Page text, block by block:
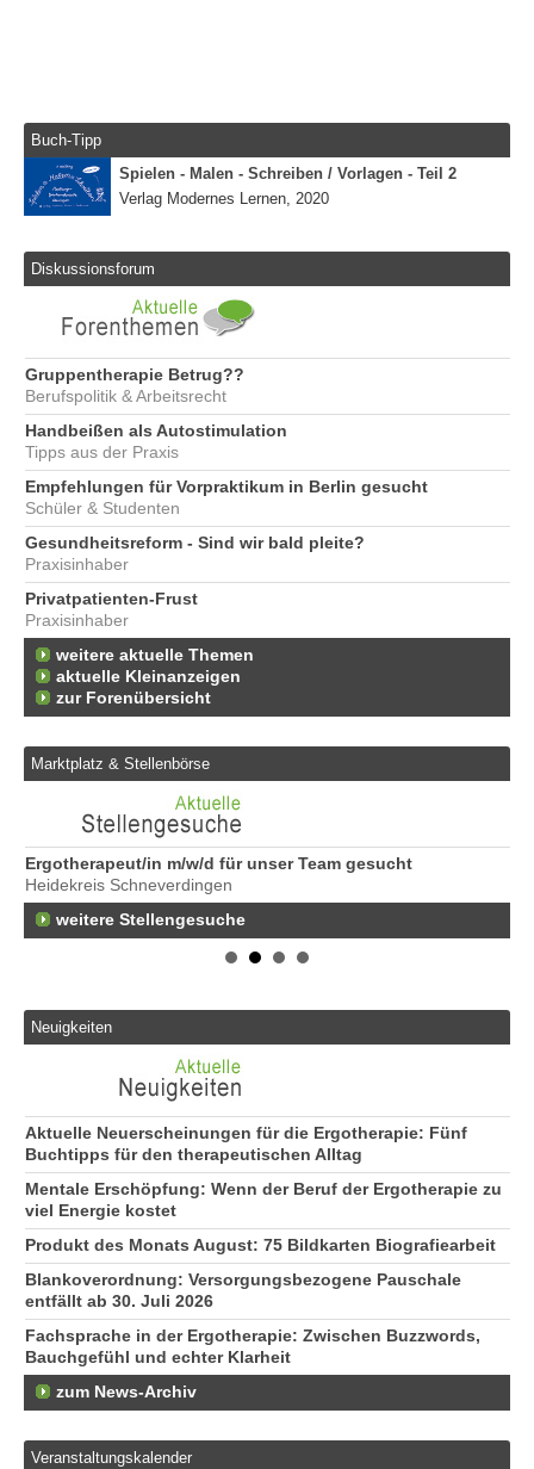
Buch-Tipp
Spielen - Malen - Schreiben / Vorlagen - Teil 2
Verlag Modernes Lernen, 2020
Diskussionsforum
Gruppentherapie Betrug??
Berufspolitik & Arbeitsrecht
Handbeißen als Autostimulation
Tipps aus der Praxis
Empfehlungen für Vorpraktikum in Berlin gesucht
Schüler & Studenten
Gesundheitsreform - Sind wir bald pleite?
Praxisinhaber
Privatpatienten-Frust
Praxisinhaber
weitere aktuelle Themen
aktuelle Kleinanzeigen
zur Forenübersicht
Marktplatz & Stellenbörse
Ergotherapeut/in m/w/d für unser Team gesucht
Heidekreis Schneverdingen
weitere Stellengesuche
Neuigkeiten
Aktuelle Neuerscheinungen für die Ergotherapie: Fünf
Buchtipps für den therapeutischen Alltag
Mentale Erschöpfung: Wenn der Beruf der Ergotherapie zu
viel Energie kostet
Produkt des Monats August: 75 Bildkarten Biografiearbeit
Blankoverordnung: Versorgungsbezogene Pauschale
entfällt ab 30. Juli 2026
Fachsprache in der Ergotherapie: Zwischen Buzzwords,
Bauchgefühl und echter Klarheit
zum News-Archiv
Veranstaltungskalender